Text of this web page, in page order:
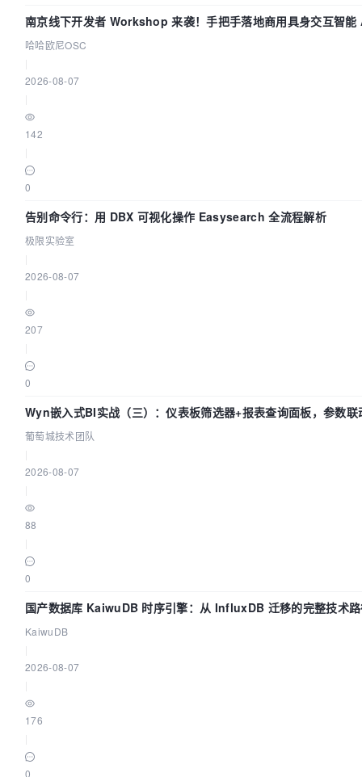
南京线下开发者 Workshop 来袭！手把手落地商用具身交互智
哈哈欧尼OSC
2026-08-07
142
0
告别命令行：用 DBX 可视化操作 Easysearch 全流程解析
极限实验室
2026-08-07
207
0
Wyn嵌入式BI实战（三）：仪表板筛选器+报表查询面板，参数联
葡萄城技术团队
2026-08-07
88
0
国产数据库 KaiwuDB 时序引擎：从 InfluxDB 迁移的完整技术
KaiwuDB
2026-08-07
176
0